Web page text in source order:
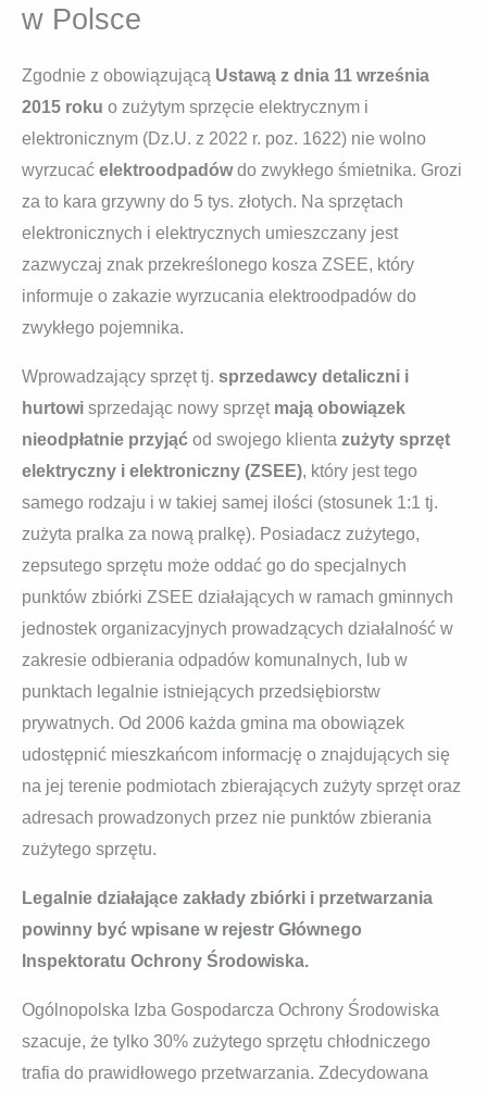
w Polsce
Zgodnie z obowiązującą Ustawą z dnia 11 września
2015 roku o zużytym sprzęcie elektrycznym i
elektronicznym (Dz.U. z 2022 r. poz. 1622) nie wolno
wyrzucać elektroodpadówdo zwykłego śmietnika. Grozi
za to kara grzywny do 5 tys. złotych. Na sprzętach
elektronicznych i elektrycznych umieszczany jest
zazwyczaj znak przekreślonego kosza ZSEE, który
informuje o zakazie wyrzucania elektroodpadów do
zwykłego pojemnika.
Wprowadzający sprzęt tj. sprzedawcy detaliczni i
hurtowi sprzedając nowy sprzęt mają obowiązek
nieodpłatnie przyjąć od swojego klienta zużyty sprzęt
elektryczny i elektroniczny (ZSEE), który jest tego
samego rodzaju i w takiej samej ilości (stosunek 1:1 tj.
zużyta pralka za nową pralkę). Posiadacz zużytego,
zepsutego sprzętu może oddać go do specjalnych
punktów zbiórki ZSEE działających w ramach gminnych
jednostek organizacyjnych prowadzących działalność w
zakresie odbierania odpadów komunalnych, lub w
punktach legalnie istniejących przedsiębiorstw
prywatnych. Od 2006 każda gmina ma obowiązek
udostępnić mieszkańcom informację o znajdujących się
na jej terenie podmiotach zbierających zużyty sprzęt oraz
adresach prowadzonych przez nie punktów zbierania
zużytego sprzętu.
Legalnie działające zakłady zbiórki i przetwarzania
powinny być wpisane w rejestr Głównego
Inspektoratu Ochrony Środowiska.
Ogólnopolska Izba Gospodarcza Ochrony Środowiska
szacuje, że tylko 30% zużytego sprzętu chłodniczego
trafia do prawidłowego przetwarzania. Zdecydowana